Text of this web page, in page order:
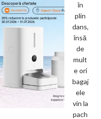
în
plin
dans,
însă
de
mult
e ori
bagaj
ele
vin la
pach